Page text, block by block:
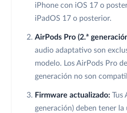
iPhone con iOS 17 o
iPadOS 17 o posterior.
AirPods Pro (2.ª
audio adaptativo son
modelo. Los AirPods Pro
generación no son
Firmware actualizado: Tus
generación) deben tener